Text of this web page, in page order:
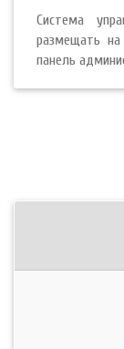
Система
размещать
панель